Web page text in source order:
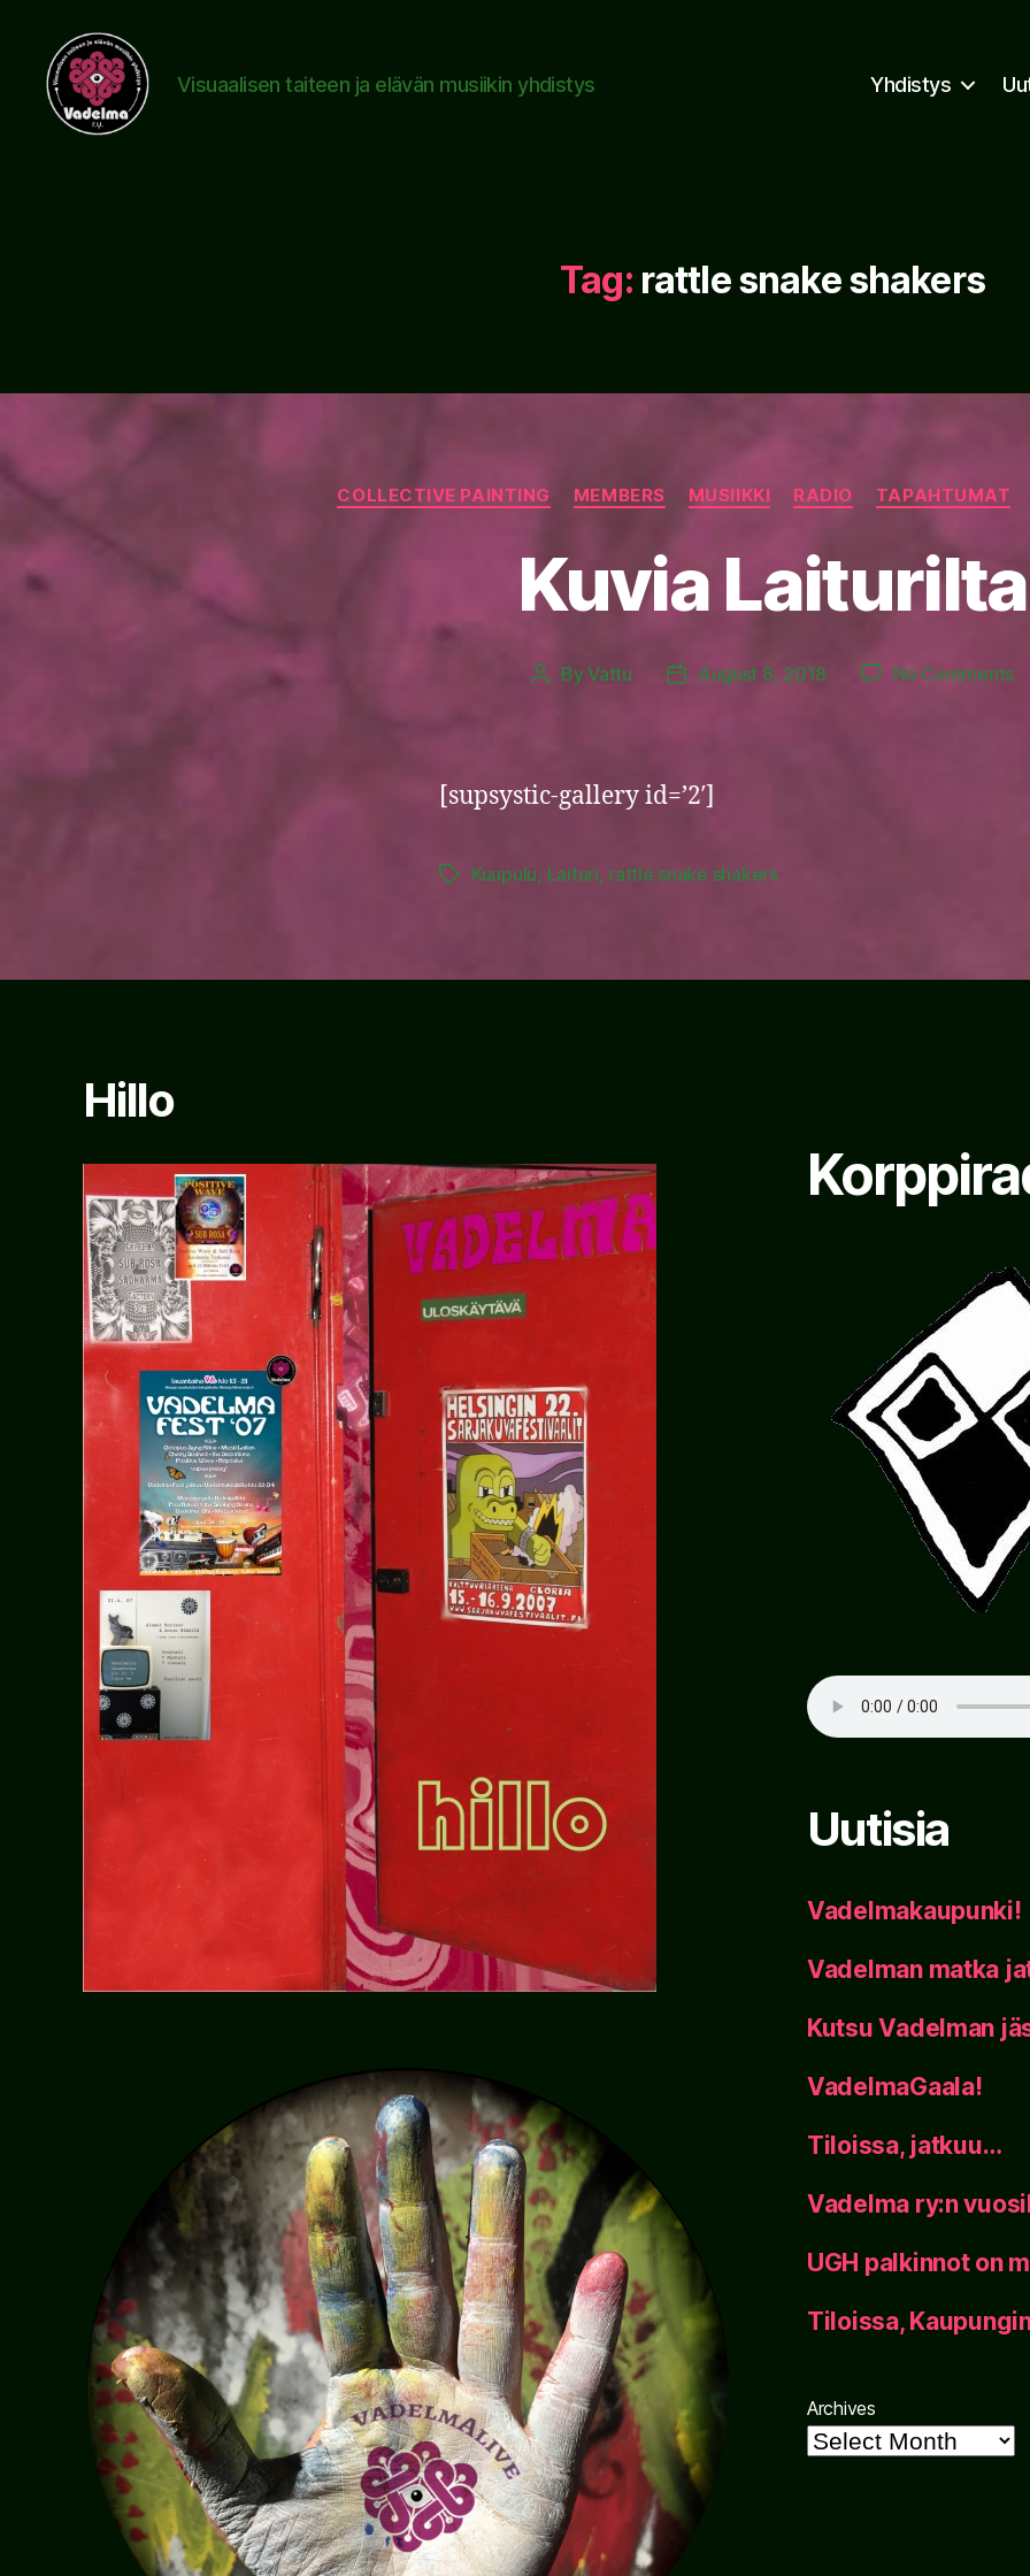
Visuaalisen taiteen ja elävän musiikin yhdistys Yhdistys
Tag: rattle snake shakers
Categories
COLLECTIVE PAINTING MEMBERS MUSIIKKI RADIO TAPAHTUMAT
Kuvia Laiturilta
PostByVattu
PostAugust 8, 2018 No Comments
[supsystic-gallery id=’2′]
TagsKuupulu, Laituri, rattle snake shakers
Hillo
Uutisia
Vadelmakaupunki!
Vadelman matka
Kutsu Vadelman
VadelmaGaala!
Tiloissa, jatkuu…
Vadelma ry:n
UGH palkinnot on
Tiloissa,
Archives